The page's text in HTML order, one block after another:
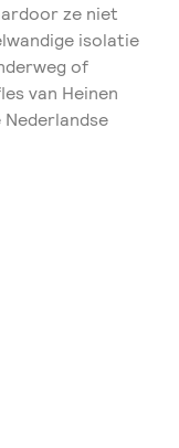
ze niet
isolatie
of
van Heinen